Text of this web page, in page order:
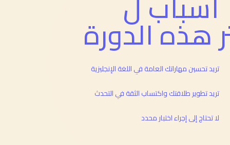
هذه الدورة
تريد تحسين مهاراتك العامة في اللغة الإنجليزية
تريد تطوير طلاقتك واكتساب الثقة في التحدث
لا تحتاج إلى إجراء اختبار محدد